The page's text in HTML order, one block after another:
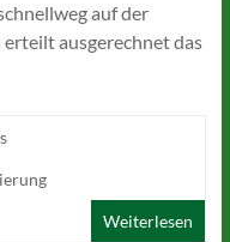
auf der
erteilt ausgerechnet das
Weiterlesen